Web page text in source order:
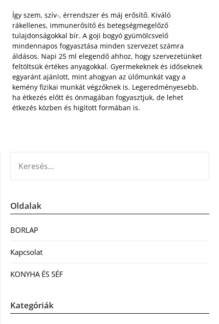
Így szem, szív-, érrendszer és máj erősítő. Kiváló
rákellenes, immunerősítő és betegségmegelőző
tulajdonságokkal bír. A goji bogyó gyümölcsvelő
mindennapos fogyasztása minden szervezet számra
áldásos. Napi 25 ml elegendő ahhoz, hogy szervezetünket
feltöltsük értékes anyagokkal. Gyermekeknek és időseknek
egyaránt ajánlott, mint ahogyan az ülőmunkát vagy a
kemény fizikai munkát végzőknek is. Legeredményesebb,
ha étkezés előtt és önmagában fogyasztjuk, de lehet
étkezés közben és higított formában is.
Oldalak
BORLAP
Kapcsolat
KONYHA ÉS SÉF
Kategóriák